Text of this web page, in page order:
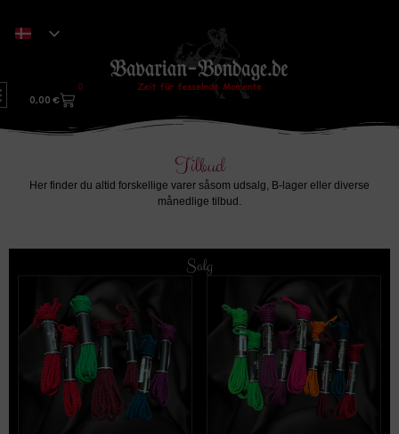
0,00 €
0
Tilbud
Her finder du altid forskellige varer såsom udsalg, B-lager eller diverse
månedlige tilbud.
Salg